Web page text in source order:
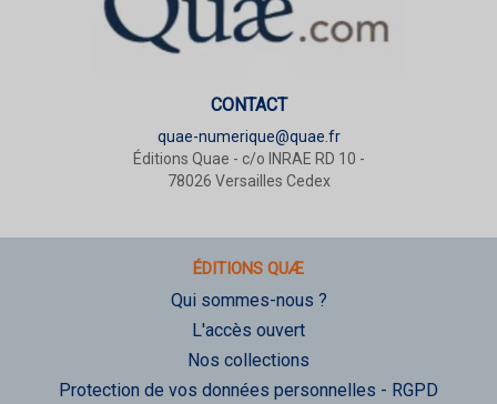
CONTACT
quae-numerique@quae.fr
Éditions Quae - c/o INRAE RD 10 -
78026 Versailles Cedex
ÉDITIONS QUÆ
Qui sommes-nous ?
L'accès ouvert
Nos collections
Protection de vos données personnelles - RGPD